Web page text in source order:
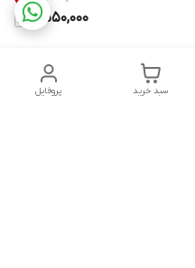
2,550,000
پروفایل سبد خرید